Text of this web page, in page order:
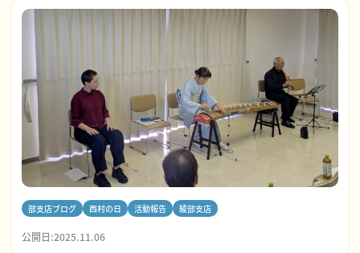
部支店ブログ 西村の日 活動報告 綾部支店
公開日:2025.11.06